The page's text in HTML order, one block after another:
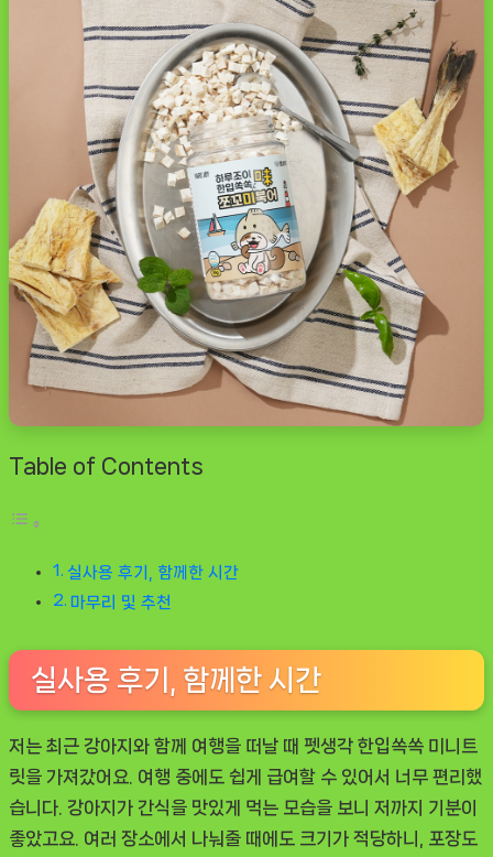
Table of Contents
실사용 후기, 함께한 시간
마무리 및 추천
실사용 후기, 함께한 시간
저는 최근 강아지와 함께 여행을 떠날 때 펫생각 한입쏙쏙 미니트
릿을 가져갔어요. 여행 중에도 쉽게 급여할 수 있어서 너무 편리했
습니다. 강아지가 간식을 맛있게 먹는 모습을 보니 저까지 기분이
좋았고요. 여러 장소에서 나눠줄 때에도 크기가 적당하니, 포장도